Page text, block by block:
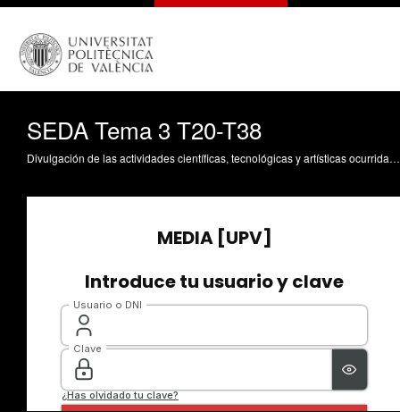
SEDA Tema 3 T20-T38
Divulgación de las actividades científicas, tecnológicas y artísticas ocurridas en los tres campus de la UPV